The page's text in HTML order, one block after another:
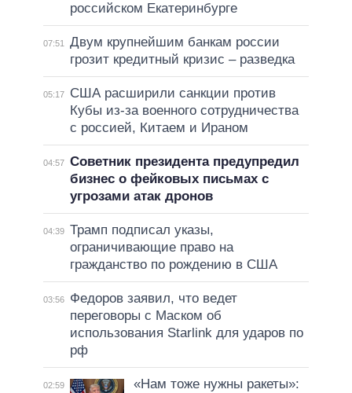
российском Екатеринбурге
07:51
Двум крупнейшим банкам россии
грозит кредитный кризис – разведка
05:17
США расширили санкции против
Кубы из-за военного сотрудничества
с россией, Китаем и Ираном
04:57 Советник президента предупредил
бизнес о фейковых письмах с
угрозами атак дронов
04:39 Трамп подписал указы,
ограничивающие право на
гражданство по рождению в США
03:56
Федоров заявил, что ведет
переговоры с Маском об
использования Starlink для ударов по
рф
02:59
«Нам тоже нужны ракеты»: